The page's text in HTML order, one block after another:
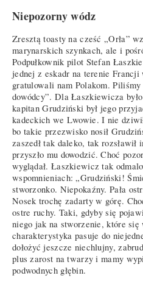
Niepozorny wódz
Zresztą toasty na cześć „Orła”
marynarskich szynkach, ale i
Podpułkownik pilot Stefan
jednej z eskadr na terenie Francji
gratulowali nam Polakom.
dowódcy”. Dla Łaszkiewicza
kapitan Grudziński był jego
kadeckich we Lwowie. I nie
bo takie przezwisko nosił
zaszedł tak daleko, tak
przyszło mu dowodzić. Choć
wyglądał. Łaszkiewicz tak
wspomnieniach: „Grudziński!
stworzonko. Niepokaźny. Pała
Nosek trochę zadarty w górę.
ostre ruchy. Taki, gdyby się
niego jak na stworzenie, które
charakterystyka pasuje do
dołożyć jeszcze niechlujny,
plus zarost na twarzy i mamy
podwodnych głębin.